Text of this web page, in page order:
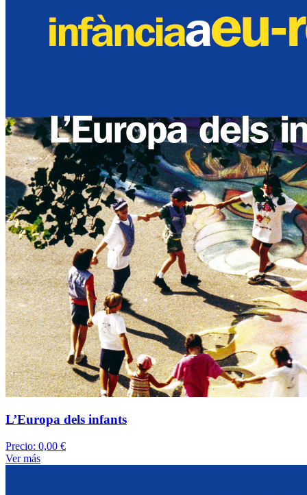
L’Europa dels infants
Precio: 0,00 €
Ver más